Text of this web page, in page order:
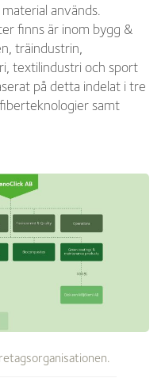
används.
finns är inom bygg &
träindustrin,
textilindustri och sport
på detta indelat i tre
samt